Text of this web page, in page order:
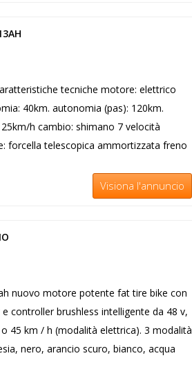
tecniche motore: elettrico
40km. autonomia (pas): 120km.
h cambio: shimano 7 velocità
forcella telescopica ammortizzata freno
Visiona l'annuncio
nuovo motore potente fat tire bike con
controller brushless intelligente da 48 v,
45 km / h (modalità elettrica). 3 modalità
nero, arancio scuro, bianco, acqua